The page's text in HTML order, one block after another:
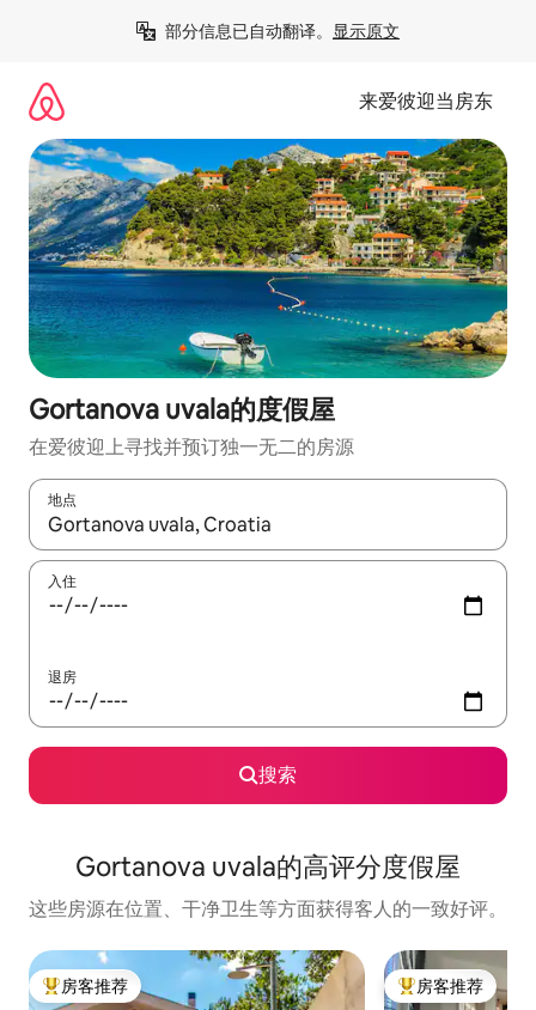
部分信息已自动翻译。 显示原文
来爱彼迎当房东
Gortanova uvala的度假屋
在爱彼迎上寻找并预订独一无二的房源
地点
如有搜索结果，请使用上下方向键查看，或通过点击或滑动手势
入住
退房
搜索
Gortanova uvala的高评分度假屋
这些房源在位置、干净卫生等方面获得客人的一致好评。
热门「房客推荐」
房客推荐 热门「房客推荐」
房客推荐